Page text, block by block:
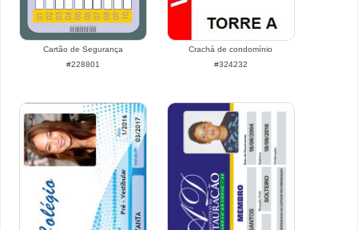
Cartão de Segurança
#228801
Crachá de condomínio
#324232